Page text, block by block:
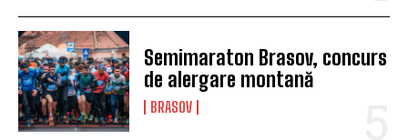
Semimaraton Brasov, concurs
de alergare montană
BRASOV